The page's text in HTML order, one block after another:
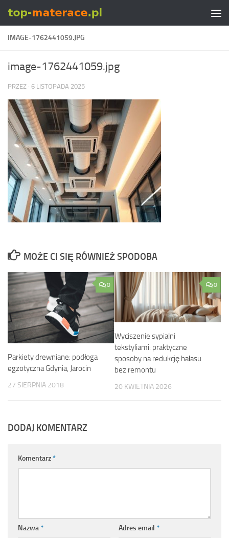
Skip to content
IMAGE-1762441059.JPG
image-1762441059.jpg
PRZEZ · 6 LISTOPADA 2025
MOŻE CI SIĘ RÓWNIEŻ SPODOBA
0
Parkiety drewniane: podłoga
egzotyczna Gdynia, Jarocin
27 SIERPNIA 2018
0
Wyciszenie sypialni
tekstyliami: praktyczne
sposoby na redukcję hałasu
bez remontu
20 KWIETNIA 2026
DODAJ KOMENTARZ
Komentarz*
Nazwa* Adres email *